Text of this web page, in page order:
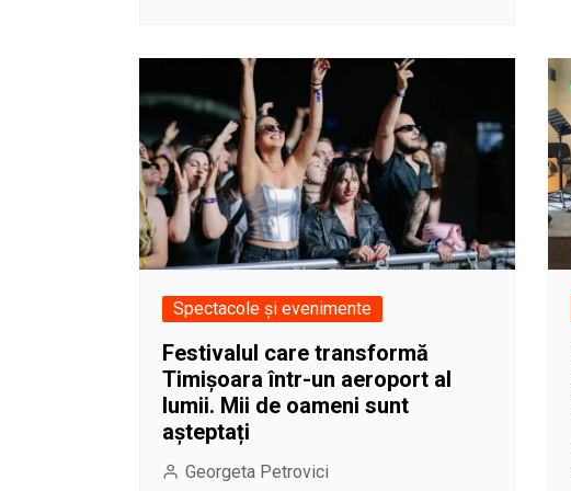
Spectacole și evenimente
Festivalul care transformă
Timișoara într-un aeroport al
lumii. Mii de oameni sunt
așteptați
Georgeta Petrovici